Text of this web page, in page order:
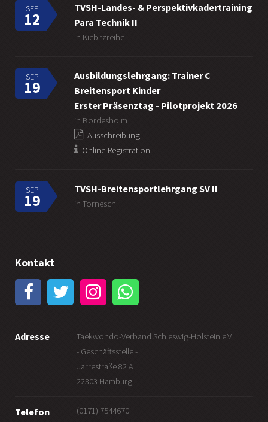
SEP
12
TVSH-Landes- & Perspektivkadertraining
Para Technik II
in Kiebitzreihe
SEP
19
Ausbildungslehrgang: Trainer C
Breitensport Kinder
Erster Präsenztag - Pilotprojekt 2026
in Bordesholm
Ausschreibung
Online-Registration
SEP
19
TVSH-Breitensportlehrgang SV II
in Tornesch
Kontakt
Adresse
Taekwondo-Verband Schleswig-Holstein e.V.
- Geschäftsstelle -
Jarrestraße 82 A
22303 Hamburg
Telefon (0171) 7544670